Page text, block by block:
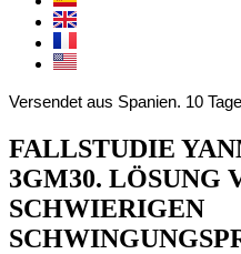
Versendet aus Spanien. 10
FALLSTUDIE
3GM30. LÖSUNG
SCHWIERIGEN